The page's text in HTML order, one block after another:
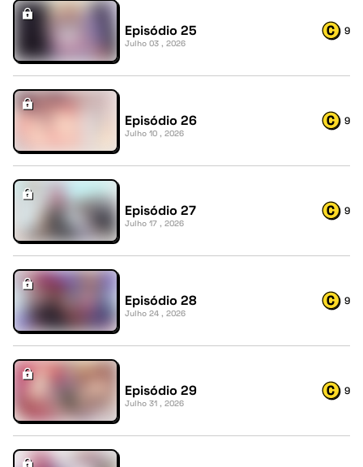
Episódio 25
Julho 03 , 2026
9
Episódio 26
Julho 10 , 2026
9
Episódio 27
Julho 17 , 2026
9
Episódio 28
Julho 24 , 2026
9
Episódio 29
Julho 31 , 2026
9